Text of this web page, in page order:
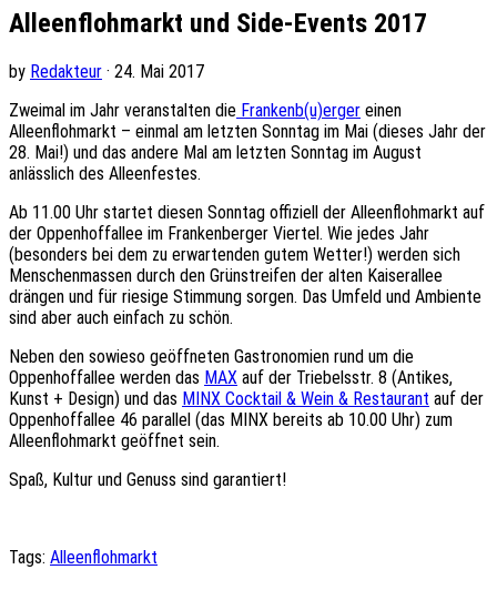
Alleenflohmarkt und Side-Events 2017
by Redakteur · 24. Mai 2017
Zweimal im Jahr veranstalten die Frankenb(u)erger einen
Alleenflohmarkt – einmal am letzten Sonntag im Mai (dieses Jahr der
28. Mai!) und das andere Mal am letzten Sonntag im August
anlässlich des Alleenfestes.
Ab 11.00 Uhr startet diesen Sonntag offiziell der Alleenflohmarkt auf
der Oppenhoffallee im Frankenberger Viertel. Wie jedes Jahr
(besonders bei dem zu erwartenden gutem Wetter!) werden sich
Menschenmassen durch den Grünstreifen der alten Kaiserallee
drängen und für riesige Stimmung sorgen. Das Umfeld und Ambiente
sind aber auch einfach zu schön.
Neben den sowieso geöffneten Gastronomien rund um die
Oppenhoffallee werden das MAX auf der Triebelsstr. 8 (Antikes,
Kunst + Design) und das MINX Cocktail & Wein & Restaurant auf der
Oppenhoffallee 46 parallel (das MINX bereits ab 10.00 Uhr) zum
Alleenflohmarkt geöffnet sein.
Spaß, Kultur und Genuss sind garantiert!
Tags: Alleenflohmarkt